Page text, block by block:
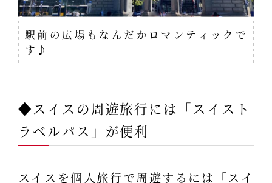
駅前の広場もなんだかロマンティックで
す♪
◆スイスの周遊旅行には「スイスト
ラベルパス」が便利
スイスを個人旅行で周遊するには「スイ